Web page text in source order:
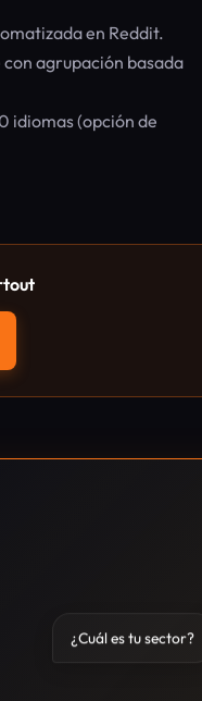
en Reddit.
agrupación basada
idiomas (opción de
¿Cuál es tu sector?